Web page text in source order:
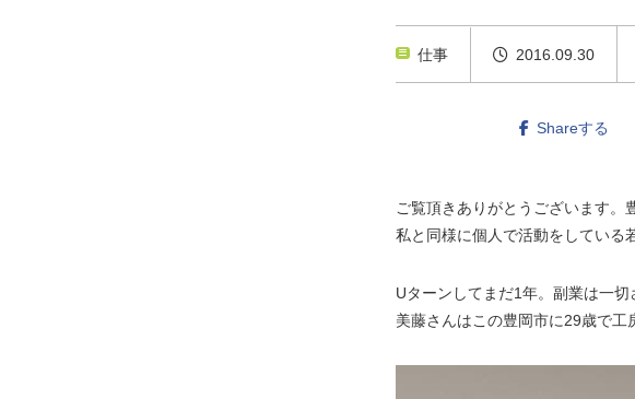
仕事 2016.09.30
Shareする
ご覧頂きありがとうございます。
私と同様に個人で活動をしている
Uターンしてまだ1年。副業は一切
美藤さんはこの豊岡市に29歳で工